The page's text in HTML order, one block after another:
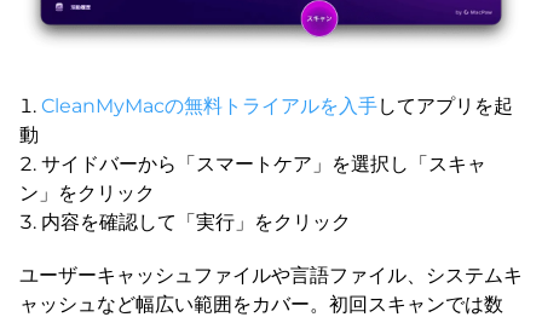
CleanMyMacの無料トライアルを入手してアプリを起
動
サイドバーから「スマートケア」を選択し「スキャ
ン」をクリック
内容を確認して「実行」をクリック
ユーザーキャッシュファイルや言語ファイル、システムキ
ャッシュなど幅広い範囲をカバー。初回スキャンでは数